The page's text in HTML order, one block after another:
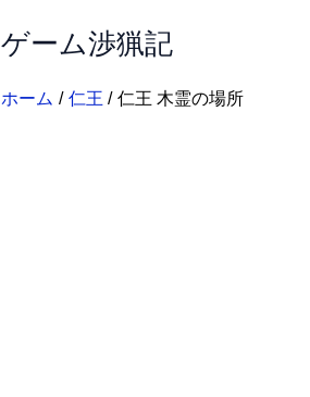
ゲーム渉猟記
ホーム 仁王 仁王 木霊の場所